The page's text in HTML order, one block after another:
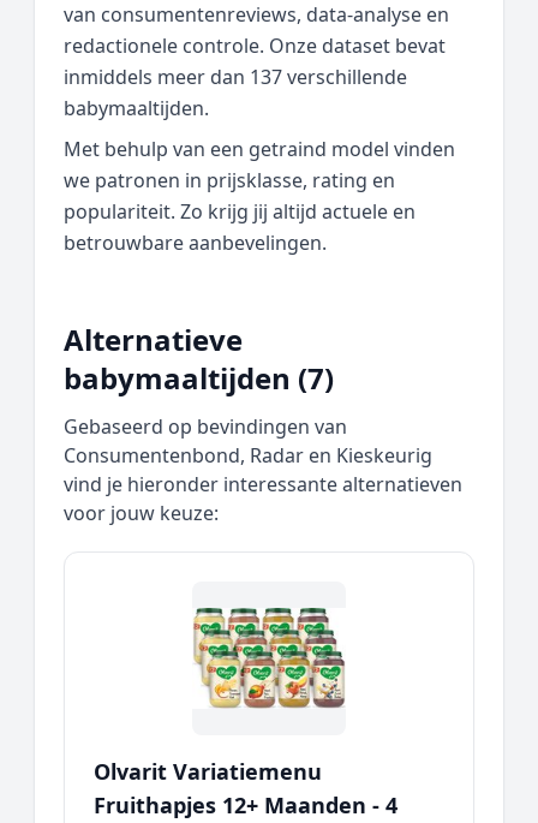
van consumentenreviews, data‑analyse en
redactionele controle. Onze dataset bevat
inmiddels meer dan 137 verschillende
babymaaltijden.
Met behulp van een getraind model vinden
we patronen in prijsklasse, rating en
populariteit. Zo krijg jij altijd actuele en
betrouwbare aanbevelingen.
Alternatieve
babymaaltijden (7)
Gebaseerd op bevindingen van
Consumentenbond, Radar en Kieskeurig
vind je hieronder interessante alternatieven
voor jouw keuze:
Olvarit Variatiemenu
Fruithapjes 12+ Maanden - 4